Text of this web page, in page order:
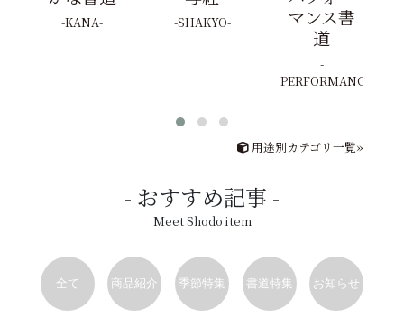
KANA SHAKYO
マンス書
道
PERFORMANCE
用途別カテゴリ一覧»
おすすめ記事
Meet Shodo item
全て 商品紹介 季節特集 書道特集 お知らせ